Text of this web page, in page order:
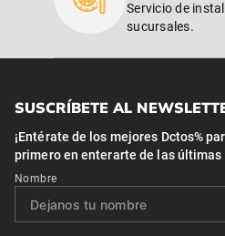
Servicio de
sucursales.
SUSCRÍBETE AL
¡Entérate de los mejores Dctos%
primero en enterarte de las
Nombre